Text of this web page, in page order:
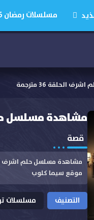
مسلسلات رمضان 2026
36 مترجمة
مشاهدة مسلسل حلم
قصة
موقع سيما كلوب
التصنيف مسلسلات